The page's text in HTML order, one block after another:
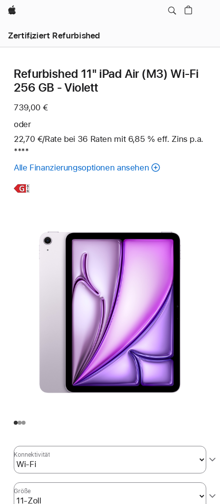
Apple
Zertifiziert Refurbished
Refurbished 11" iPad Air (M3) Wi‑Fi
256 GB - Violett
739,00 €
oder
22,70 €/Rate pro
bei 36 Raten Raten
mit 6,85 % eff. Zins p.a.
****
Alle Finanzierungsoptionen ansehen
Weitere
Konnektivität
Größe